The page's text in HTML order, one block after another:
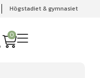
Högstadiet & gymnasiet
0
Fysik Kraft & vikt